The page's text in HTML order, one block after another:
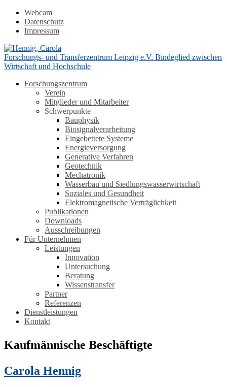
Webcam
Datenschutz
Impressum
Forschungs- und Transferzentrum Leipzig e.V. Bindeglied zwischen
Wirtschaft und Hochschule
Forschungszentrum
Verein
Mitglieder und Mitarbeiter
Schwerpunkte
Bauphysik
Biosignalverarbeitung
Eingebettete Systeme
Energieversorgung
Generative Verfahren
Geotechnik
Mechatronik
Wasserbau und Siedlungswasserwirtschaft
Soziales und Gesundheit
Elektromagnetische Verträglichkeit
Publikationen
Downloads
Ausschreibungen
Für Unternehmen
Leistungen
Innovation
Untersuchung
Beratung
Wissenstransfer
Partner
Referenzen
Dienstleistungen
Kontakt
Kaufmännische Beschäftigte
Carola Hennig